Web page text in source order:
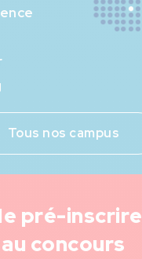
Tous nos campus
pré-inscrire
au concours